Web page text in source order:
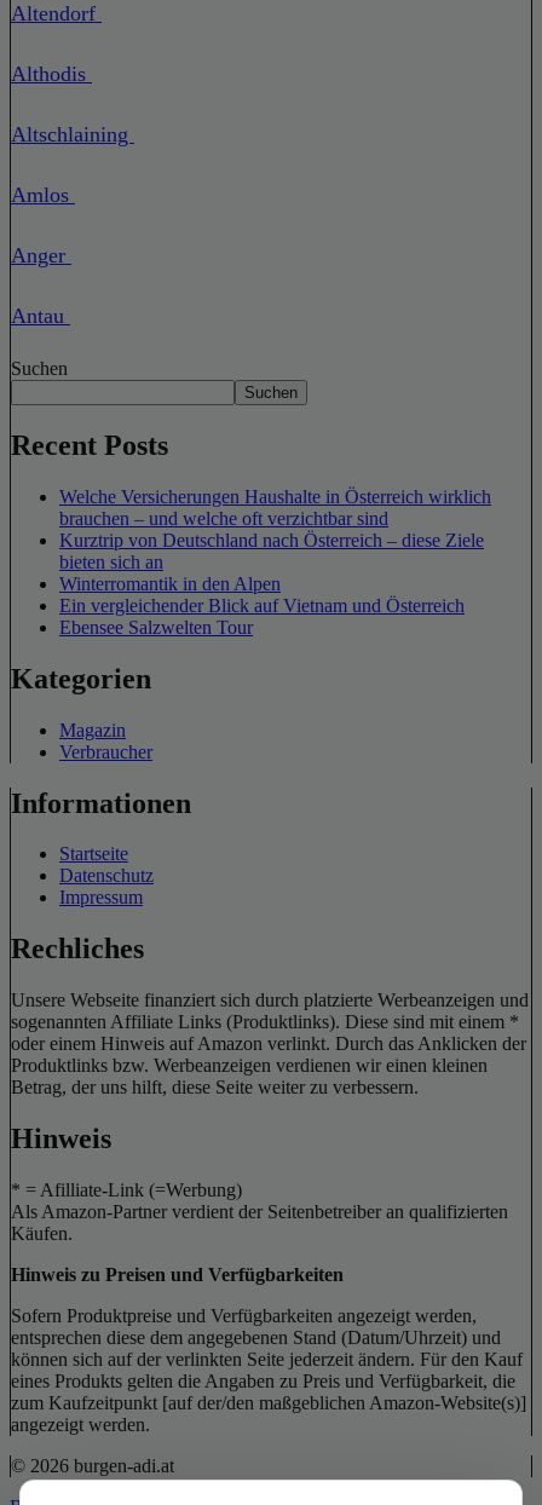
Altendorf
Althodis
Altschlaining
Amlos
Anger
Antau
Suchen
Suchen
Recent Posts
Welche Versicherungen Haushalte in Österreich wirklich
brauchen – und welche oft verzichtbar sind
Kurztrip von Deutschland nach Österreich – diese Ziele
bieten sich an
Winterromantik in den Alpen
Ein vergleichender Blick auf Vietnam und Österreich
Ebensee Salzwelten Tour
Kategorien
Magazin
Verbraucher
Informationen
Startseite
Datenschutz
Impressum
Rechliches
Unsere Webseite finanziert sich durch platzierte Werbeanzeigen und
sogenannten Affiliate Links (Produktlinks). Diese sind mit einem *
oder einem Hinweis auf Amazon verlinkt. Durch das Anklicken der
Produktlinks bzw. Werbeanzeigen verdienen wir einen kleinen
Betrag, der uns hilft, diese Seite weiter zu verbessern.
Hinweis
* = Afilliate-Link (=Werbung)
Als Amazon-Partner verdient der Seitenbetreiber an qualifizierten
Käufen.
Hinweis zu Preisen und Verfügbarkeiten
Sofern Produktpreise und Verfügbarkeiten angezeigt werden,
entsprechen diese dem angegebenen Stand (Datum/Uhrzeit) und
können sich auf der verlinkten Seite jederzeit ändern. Für den Kauf
eines Produkts gelten die Angaben zu Preis und Verfügbarkeit, die
zum Kaufzeitpunkt [auf der/den maßgeblichen Amazon-Website(s)]
angezeigt werden.
© 2026 burgen-adi.at